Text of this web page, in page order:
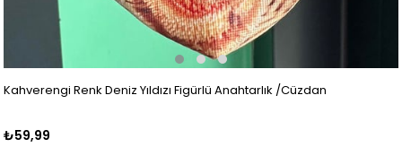
Kahverengi Renk Deniz Yıldızı Figürlü Anahtarlık /Cüzdan
₺59,99